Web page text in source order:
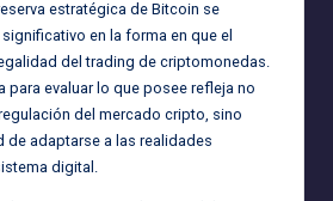
estratégica de Bitcoin se
en la forma en que el
del trading de criptomonedas.
para evaluar lo que posee refleja no
del mercado cripto, sino
de adaptarse a las realidades
digital.